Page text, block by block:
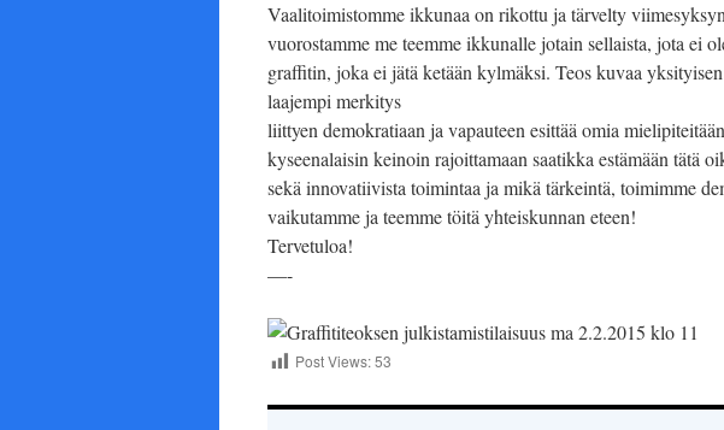
Vaalitoimistomme ikkunaa on rikottu ja tärvelty
vuorostamme me teemme ikkunalle jotain sellaista, jota ei
graffitin, joka ei jätä ketään kylmäksi. Teos kuvaa
laajempi merkitys
liittyen demokratiaan ja vapauteen esittää omia
kyseenalaisin keinoin rajoittamaan saatikka estämään tätä
sekä innovatiivista toimintaa ja mikä tärkeintä, toimimme
vaikutamme ja teemme töitä yhteiskunnan eteen!
Tervetuloa!
—-
Post Views:53